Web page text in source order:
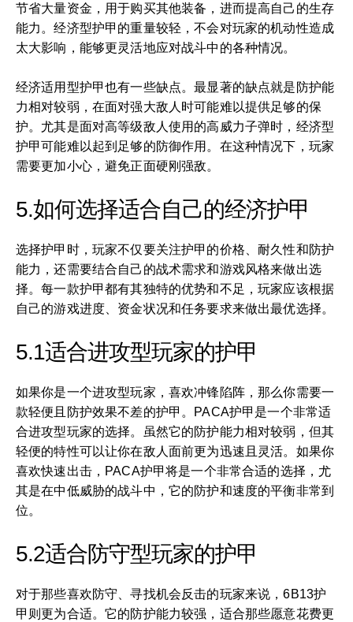
节省大量资金，用于购买其他装备，进而提高自己的生存
能力。经济型护甲的重量较轻，不会对玩家的机动性造成
太大影响，能够更灵活地应对战斗中的各种情况。
经济适用型护甲也有一些缺点。最显著的缺点就是防护能
力相对较弱，在面对强大敌人时可能难以提供足够的保
护。尤其是面对高等级敌人使用的高威力子弹时，经济型
护甲可能难以起到足够的防御作用。在这种情况下，玩家
需要更加小心，避免正面硬刚强敌。
5.如何选择适合自己的经济护甲
选择护甲时，玩家不仅要关注护甲的价格、耐久性和防护
能力，还需要结合自己的战术需求和游戏风格来做出选
择。每一款护甲都有其独特的优势和不足，玩家应该根据
自己的游戏进度、资金状况和任务要求来做出最优选择。
5.1适合进攻型玩家的护甲
如果你是一个进攻型玩家，喜欢冲锋陷阵，那么你需要一
款轻便且防护效果不差的护甲。PACA护甲是一个非常适
合进攻型玩家的选择。虽然它的防护能力相对较弱，但其
轻便的特性可以让你在敌人面前更为迅速且灵活。如果你
喜欢快速出击，PACA护甲将是一个非常合适的选择，尤
其是在中低威胁的战斗中，它的防护和速度的平衡非常到
位。
5.2适合防守型玩家的护甲
对于那些喜欢防守、寻找机会反击的玩家来说，6B13护
甲则更为合适。它的防护能力较强，适合那些愿意花费更